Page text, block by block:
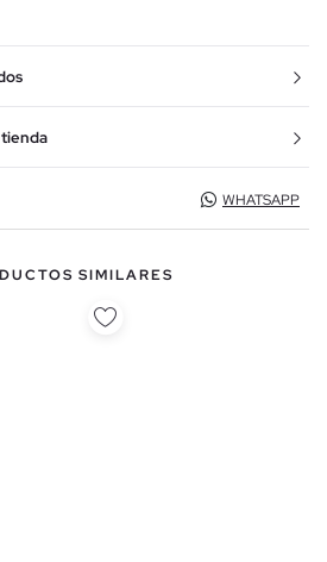
WHATSAPP
SIMILARES